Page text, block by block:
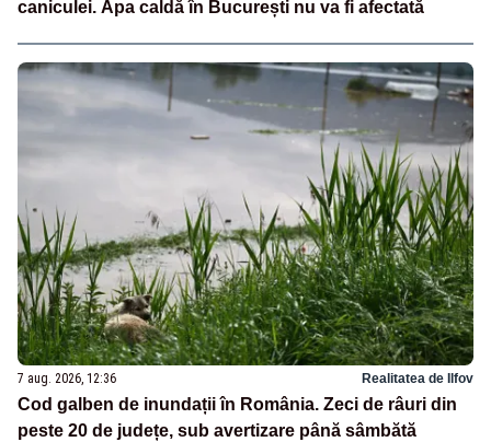
caniculei. Apa caldă în București nu va fi afectată
7 aug. 2026, 12:36 Realitatea de Ilfov
Cod galben de inundații în România. Zeci de râuri din
peste 20 de județe, sub avertizare până sâmbătă